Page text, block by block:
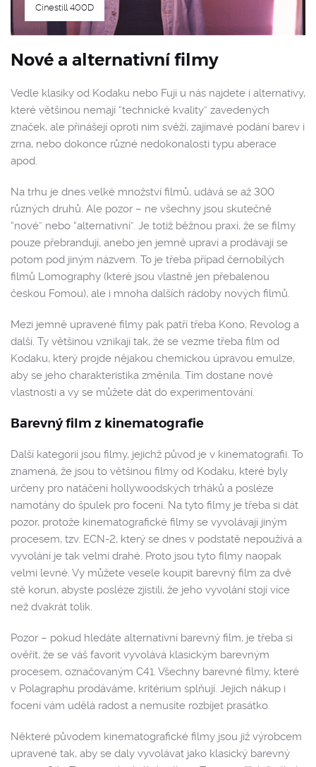
Cinestill 400D
Nové a alternativní filmy
Vedle klasiky od Kodaku nebo Fuji u nás najdete i alternativy,
které většinou nemají “technické kvality” zavedených
značek, ale přinášejí oproti nim svěží, zajímavé podání barev i
zrna, nebo dokonce různé nedokonalosti typu aberace
apod.
Na trhu je dnes velké množství filmů, udává se až 300
různých druhů. Ale pozor – ne všechny jsou skutečně
“nové” nebo “alternativní”. Je totiž běžnou praxí, že se filmy
pouze přebrandují, anebo jen jemně upraví a prodávají se
potom pod jiným názvem. To je třeba případ černobílých
filmů Lomography (které jsou vlastně jen přebalenou
českou Fomou), ale i mnoha dalších rádoby nových filmů.
Mezi jemně upravené filmy pak patří třeba Kono, Revolog a
další. Ty většinou vznikají tak, že se vezme třeba film od
Kodaku, který projde nějakou chemickou úpravou emulze,
aby se jeho charakteristika změnila. Tím dostane nové
vlastnosti a vy se můžete dát do experimentování.
Barevný film z kinematografie
Další kategorií jsou filmy, jejichž původ je v kinematografii. To
znamená, že jsou to většinou filmy od Kodaku, které byly
určeny pro natáčení hollywoodských trháků a posléze
namotány do špulek pro focení. Na tyto filmy je třeba si dát
pozor, protože kinematografické filmy se vyvolávají jiným
procesem, tzv. ECN-2, který se dnes v podstatě nepoužívá a
vyvolání je tak velmi drahé. Proto jsou tyto filmy naopak
velmi levné. Vy můžete vesele koupit barevný film za dvě
stě korun, abyste posléze zjistili, že jeho vyvolání stojí více
než dvakrát tolik.
Pozor – pokud hledáte alternativní barevný film, je třeba si
ověřit, že se váš favorit vyvolává klasickým barevným
procesem, označovaným C41. Všechny barevné filmy, které
v Polagraphu prodáváme, kritérium splňují. Jejich nákup i
focení vám udělá radost a nemusíte rozbíjet prasátko.
Některé původem kinematografické filmy jsou již výrobcem
upravené tak, aby se daly vyvolávat jako klasický barevný